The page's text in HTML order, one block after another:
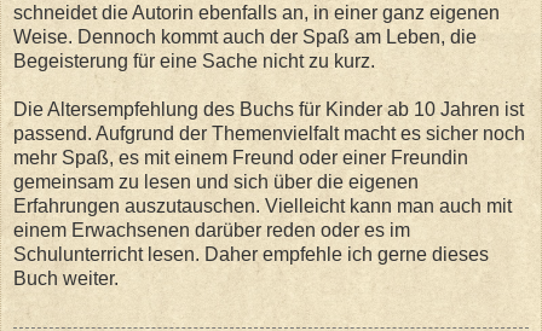
schneidet die Autorin ebenfalls an, in einer ganz eigenen
Weise. Dennoch kommt auch der Spaß am Leben, die
Begeisterung für eine Sache nicht zu kurz.
Die Altersempfehlung des Buchs für Kinder ab 10 Jahren ist
passend. Aufgrund der Themenvielfalt macht es sicher noch
mehr Spaß, es mit einem Freund oder einer Freundin
gemeinsam zu lesen und sich über die eigenen
Erfahrungen auszutauschen. Vielleicht kann man auch mit
einem Erwachsenen darüber reden oder es im
Schulunterricht lesen. Daher empfehle ich gerne dieses
Buch weiter.